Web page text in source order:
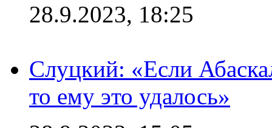
28.9.2023, 18:25
Слуцкий: «Если
то ему это удалось»